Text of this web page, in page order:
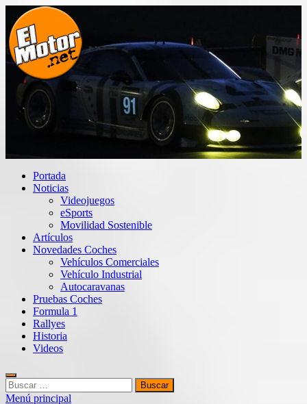
Saltar
contenido
El Motor punto Net
Información sobre novedades y pruebas de Automóviles
Portada
Noticias
Videojuegos
eSports
Movilidad Sostenible
Artículos
Novedades Coches
Vehículos Comerciales
Vehículo Industrial
Autocaravanas
Pruebas Coches
Formula 1
Rallyes
Historia
Videos
Buscar:
Menú principal